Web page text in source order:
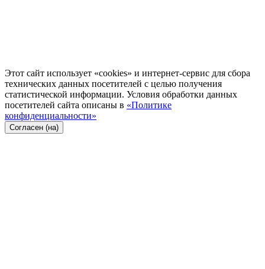
Этот сайт использует «cookies» и интернет-сервис для сбора
технических данных посетителей с целью получения
статистической информации. Условия обработки данных
посетителей сайта описаны в «Политике
конфиденциальности»
Согласен (на)